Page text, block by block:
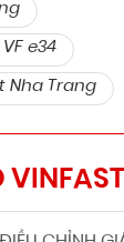
e34
Nha Trang
VINFAST